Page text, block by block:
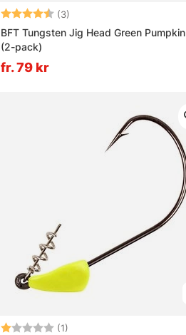
Betyg: (3)
BFT Tungsten Jig Head Green Pumpkin
(2-pack)
fr. 79 kr
Betyg: (1)